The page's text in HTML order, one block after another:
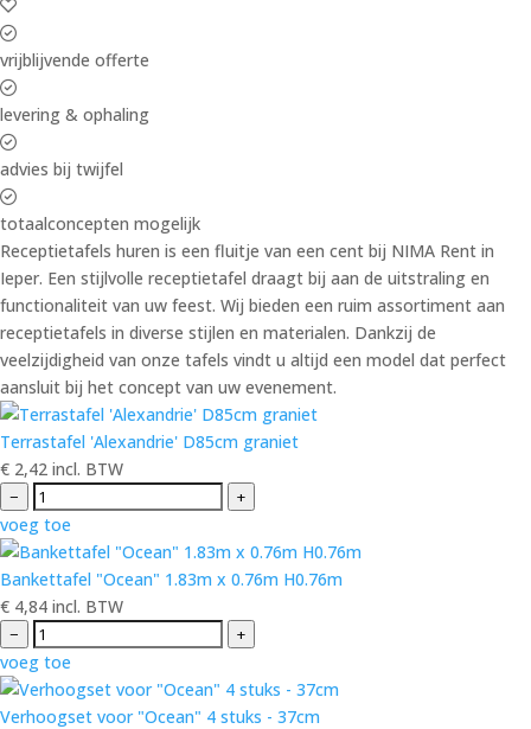
vrijblijvende offerte
levering & ophaling
advies bij twijfel
totaalconcepten mogelijk
Receptietafels huren is een fluitje van een cent bij NIMA Rent in
Ieper. Een stijlvolle receptietafel draagt bij aan de uitstraling en
functionaliteit van uw feest. Wij bieden een ruim assortiment aan
receptietafels in diverse stijlen en materialen. Dankzij de
veelzijdigheid van onze tafels vindt u altijd een model dat perfect
aansluit bij het concept van uw evenement.
Terrastafel 'Alexandrie' D85cm graniet
€ 2,42 incl. BTW
− +
voeg toe
Bankettafel "Ocean" 1.83m x 0.76m H0.76m
€ 4,84 incl. BTW
− +
voeg toe
Verhoogset voor "Ocean" 4 stuks - 37cm